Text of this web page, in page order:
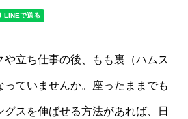
立ち仕事の後、もも裏（ハムス
っていませんか。座ったままでも
スを伸ばせる方法があれば、日